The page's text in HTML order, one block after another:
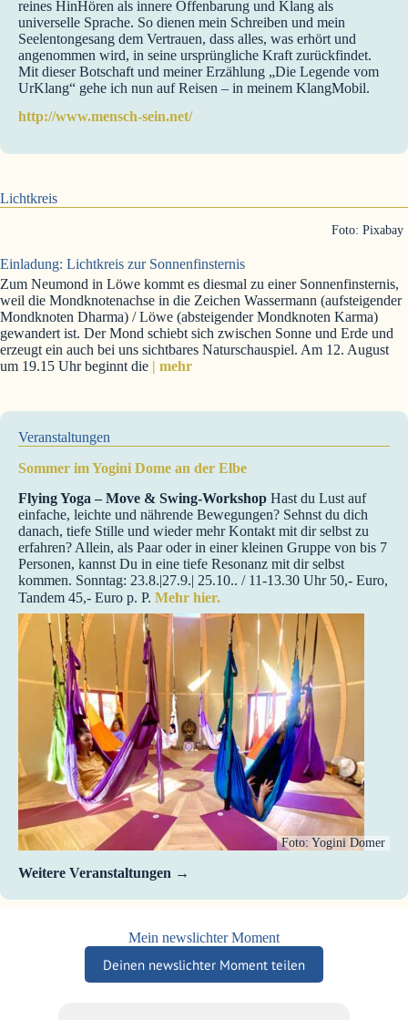
reines HinHören als innere Offenbarung und Klang als
universelle Sprache. So dienen mein Schreiben und mein
Seelentongesang dem Vertrauen, dass alles, was erhört und
angenommen wird, in seine ursprüngliche Kraft zurückfindet.
Mit dieser Botschaft und meiner Erzählung „Die Legende vom
UrKlang“ gehe ich nun auf Reisen – in meinem KlangMobil.
http://www.mensch-sein.net/
Lichtkreis
Foto: Pixabay
Einladung: Lichtkreis zur Sonnenfinsternis
Zum Neumond in Löwe kommt es diesmal zu einer Sonnenfinsternis,
weil die Mondknotenachse in die Zeichen Wassermann (aufsteigender
Mondknoten Dharma) / Löwe (absteigender Mondknoten Karma)
gewandert ist. Der Mond schiebt sich zwischen Sonne und Erde und
erzeugt ein auch bei uns sichtbares Naturschauspiel. Am 12. August
um 19.15 Uhr beginnt die | mehr
Veranstaltungen
Sommer im Yogini Dome an der Elbe
Flying Yoga – Move & Swing-Workshop Hast du Lust auf
einfache, leichte und nährende Bewegungen? Sehnst du dich
danach, tiefe Stille und wieder mehr Kontakt mit dir selbst zu
erfahren? Allein, als Paar oder in einer kleinen Gruppe von bis 7
Personen, kannst Du in eine tiefe Resonanz mit dir selbst
kommen. Sonntag: 23.8.|27.9.| 25.10.. / 11-13.30 Uhr 50,- Euro,
Tandem 45,- Euro p. P. Mehr hier.
Foto: Yogini Domer
Weitere Veranstaltungen
Mein newslichter Moment
Deinen newslichter Moment teilen